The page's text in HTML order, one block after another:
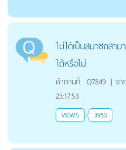
ไม่ได้เป็นสมาชิกสา
ได้หรือไม่
คำถามที่: Q7849 | จ
23:17:53
VIEWS 3953